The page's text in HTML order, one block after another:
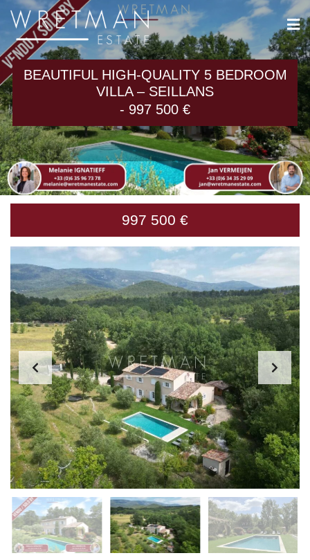
BEAUTIFUL HIGH-QUALITY 5 BEDROOM
VILLA – SEILLANS
- 997 500 €
997 500 €
Cookies management panel